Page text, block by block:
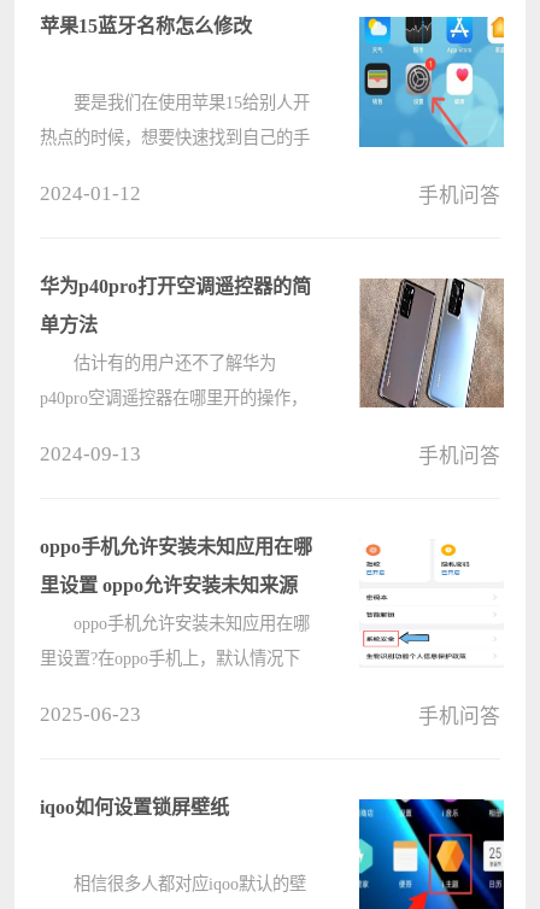
苹果15蓝牙名称怎么修改
要是我们在使用苹果15给别人开
热点的时候，想要快速找到自己的手
蓝牙名称怎么修改： 1、首
先????
2024-01-12 手机问答
华为p40pro打开空调遥控器的简
单方法
估计有的用户还不了解华为
p40pro空调遥控器在哪里开的操作，
控器的简单方法 1、首先我
们????
2024-09-13 手机问答
oppo手机允许安装未知应用在哪
里设置 oppo允许安装未知来源
oppo手机允许安装未知应用在哪
里设置?在oppo手机上，默认情况下
应用，无法安装的情况，那oppo允许
2025-06-23 手机问答
iqoo如何设置锁屏壁纸
相信很多人都对应iqoo默认的壁